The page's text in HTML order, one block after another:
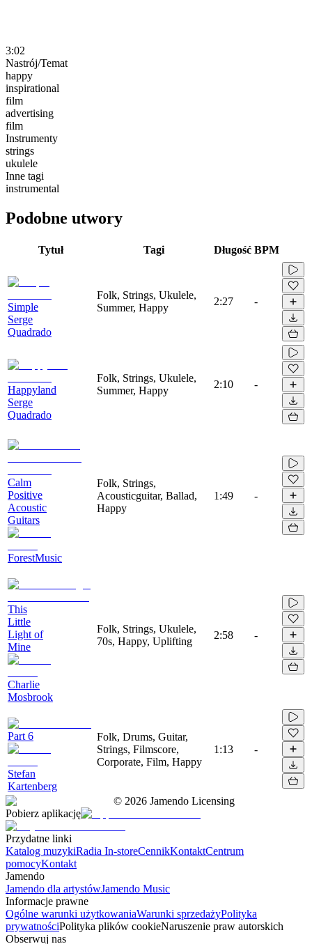
3:02
Nastrój/Temat
happy
inspirational
film
advertising
film
Instrumenty
strings
ukulele
Inne tagi
instrumental
Podobne utwory
Tytuł Tagi Długość BPM
Simple
Serge
Quadrado
Folk, Strings, Ukulele,
Summer, Happy
2:27 -
Happyland
Serge
Quadrado
Folk, Strings, Ukulele,
Summer, Happy
2:10 -
Calm
Positive
Acoustic
Guitars
ForestMusic
Folk, Strings,
Acousticguitar, Ballad,
Happy
1:49 -
This
Little
Light of
Mine
Charlie
Mosbrook
Folk, Strings, Ukulele,
70s, Happy, Uplifting
2:58 -
Part 6
Stefan
Kartenberg
Folk, Drums, Guitar,
Strings, Filmscore,
Corporate, Film, Happy
1:13 -
© 2026 Jamendo Licensing
Pobierz aplikację
Przydatne linki
Katalog muzykiRadia In-storeCennikKontaktCentrum
pomocyKontakt
Jamendo
Jamendo dla artystówJamendo Music
Informacje prawne
Ogólne warunki użytkowaniaWarunki sprzedażyPolityka
prywatnościPolityka plików cookieNaruszenie praw autorskich
Obserwuj nas